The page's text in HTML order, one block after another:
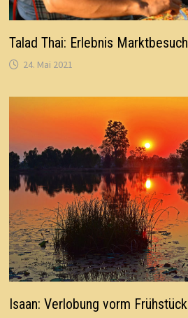
Talad Thai: Erlebnis Marktbesuch
24. Mai 2021
Isaan: Verlobung vorm Frühstück